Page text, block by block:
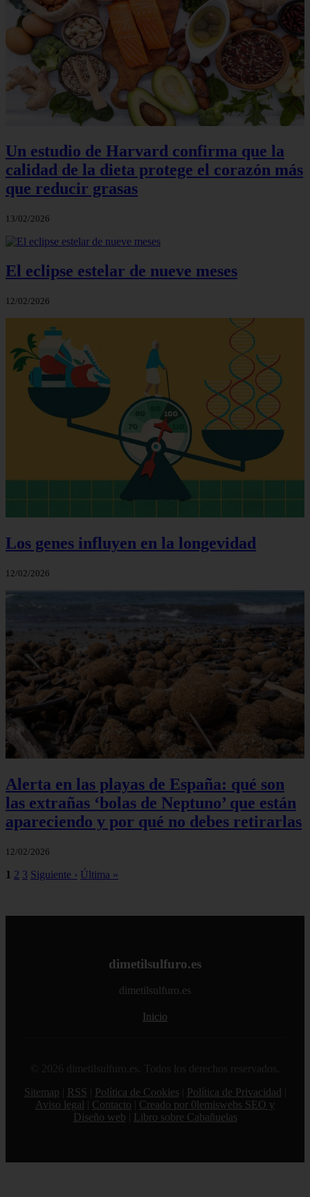
Un estudio de Harvard confirma que la
calidad de la dieta protege el corazón más
que reducir grasas
13/02/2026
El eclipse estelar de nueve meses
12/02/2026
Los genes influyen en la longevidad
12/02/2026
Alerta en las playas de España: qué son
las extrañas ‘bolas de Neptuno’ que están
apareciendo y por qué no debes retirarlas
12/02/2026
1 2 3 Siguiente › Última »
dimetilsulfuro.es
dimetilsulfuro.es
Inicio
© 2026 dimetilsulfuro.es. Todos los derechos reservados.
Sitemap
RSS Política de Cookies Política de Privacidad
Aviso legal
Contacto
Creado por 0lemiswebs SEO y
Diseño web
Libro sobre Cabañuelas